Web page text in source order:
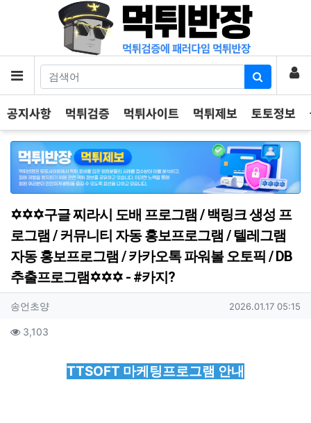
메뉴 로
공지사항 먹튀검증 먹튀사이트 먹튀제보 토토정보
✡️✡️✡️구글 찌라시 도배 프로그램 / 백링크 생성 프
로그램 / 커뮤니티 자동 홍보프로그램 / 텔레그램
자동 홍보프로그램 / 카카오톡 파워볼 오토픽 / DB
추출프로그램✡️✡️✡️ - #카지?
작성자 정보
송언초양작성 작성일
2026.01.17 05:15
컨텐츠 정보
3,103
TTSOFT 마케팅프로그램 안내